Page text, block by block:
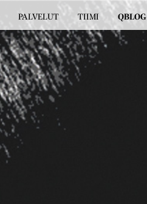
PALVELUT TIIMI QBLOG